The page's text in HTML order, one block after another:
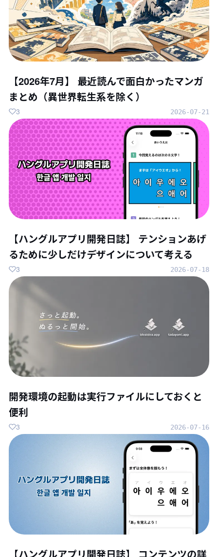
【2026年7月】 最近読んで面白かったマンガ
まとめ（異世界転生系を除く）
2026-07-21
3
【ハングルアプリ開発日誌】 テンションあげ
るために少しだけデザインについて考える
2026-07-18
3
開発環境の起動は実行ファイルにしておくと
便利
2026-07-16
3
【ハングルアプリ開発日誌】 コンテンツの詳